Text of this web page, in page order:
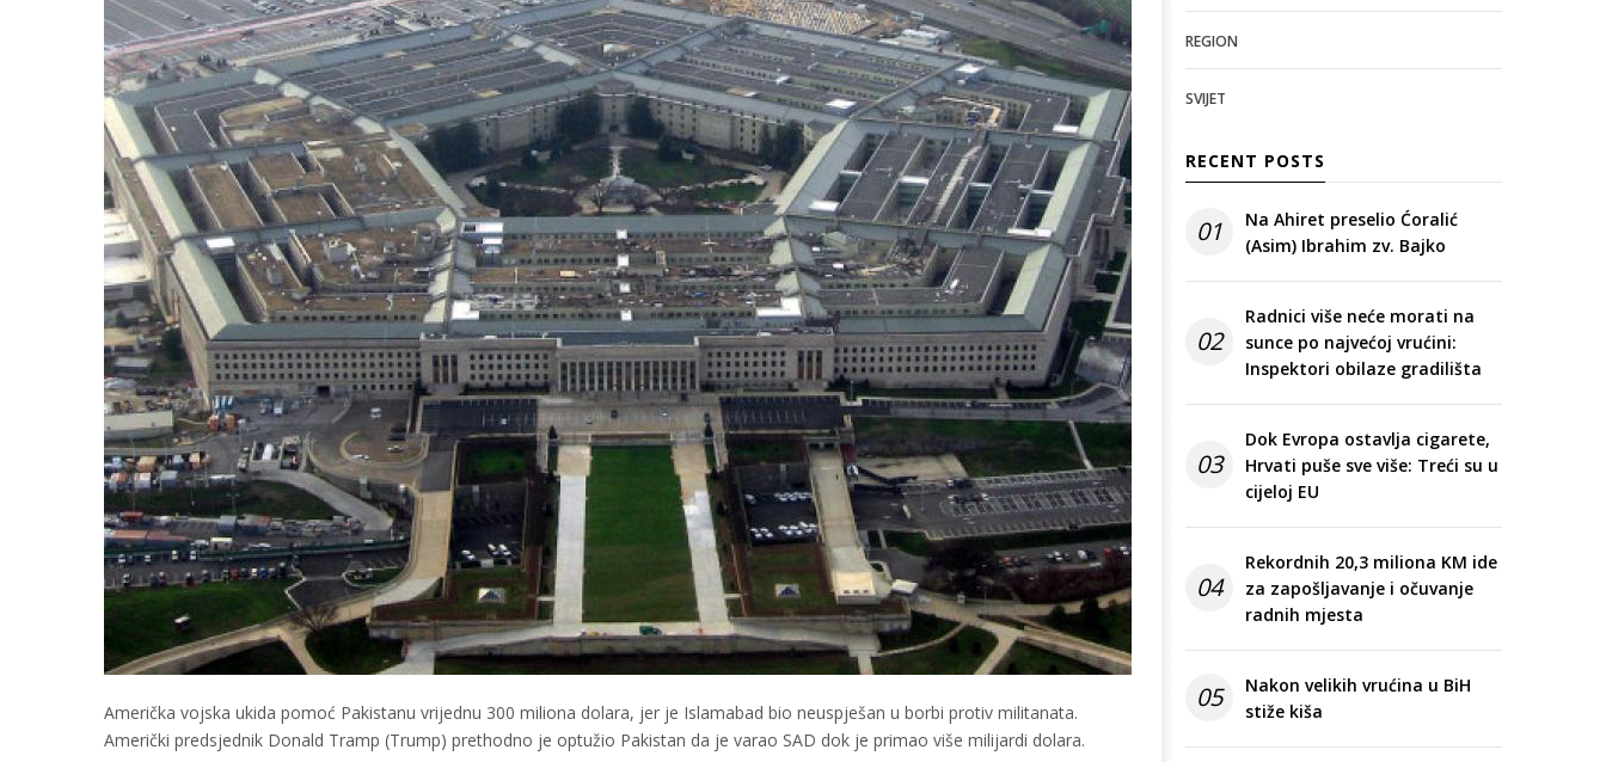
Američka vojska ukida pomoć Pakistanu vrijednu 300 miliona dolara, jer je Islamabad bio neuspješan u borbi protiv militanata.
Američki predsjednik Donald Tramp (Trump) prethodno je optužio Pakistan da je varao SAD dok je primao više milijardi dolara.
REGION
SVIJET
RECENT POSTS
01
Na Ahiret preselio Ćoralić
(Asim) Ibrahim zv. Bajko
02
Radnici više neće morati na
sunce po najvećoj vrućini:
Inspektori obilaze gradilišta
03
Dok Evropa ostavlja cigarete,
Hrvati puše sve više: Treći su u
cijeloj EU
04
Rekordnih 20,3 miliona KM ide
za zapošljavanje i očuvanje
radnih mjesta
05
Nakon velikih vrućina u BiH
stiže kiša